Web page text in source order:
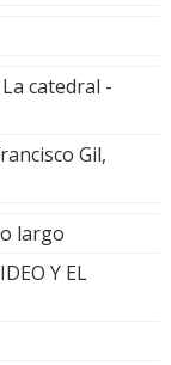
catedral -
Gil,
largo
Y EL